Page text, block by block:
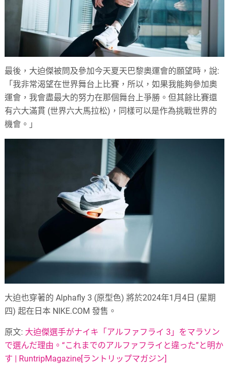
最後，大迫傑被問及參加今天夏天巴黎奧運會的願望時，說:
「我非常渴望在世界舞台上比賽，所以，如果我能夠參加奧
運會，我會盡最大的努力在那個舞台上爭勝。但其餘比賽還
有六大滿貫 (世界六大馬拉松)，同樣可以是作為挑戰世界的
機會。」
大迫也穿著的 Alphafly 3 (原型色) 將於2024年1月4日 (星期
四) 起在日本 NIKE.COM 發售。
原文: 大迫傑選手がナイキ「アルファフライ 3」をマラソン
で選んだ理由。“これまでのアルファフライと違った”と明か
す | RuntripMagazine[ラントリップマガジン]